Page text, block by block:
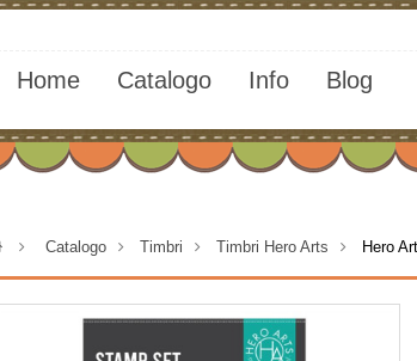
Home Catalogo Info Blog
> Catalogo > Timbri > Timbri Hero Arts > Hero